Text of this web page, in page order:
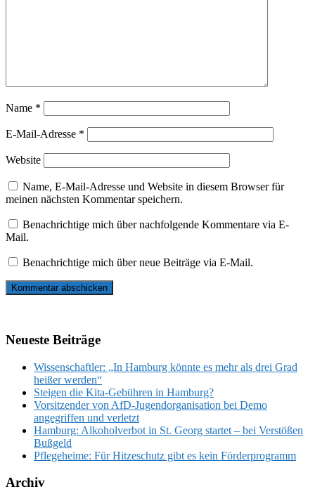
Name *
E-Mail-Adresse *
Website
Name, E-Mail-Adresse und Website in diesem Browser für
meinen nächsten Kommentar speichern.
Benachrichtige mich über nachfolgende Kommentare via E-
Mail.
Benachrichtige mich über neue Beiträge via E-Mail.
Neueste Beiträge
Wissenschaftler: „In Hamburg könnte es mehr als drei Grad
heißer werden“
Steigen die Kita-Gebühren in Hamburg?
Vorsitzender von AfD-Jugendorganisation bei Demo
angegriffen und verletzt
Hamburg: Alkoholverbot in St. Georg startet – bei Verstößen
Bußgeld
Pflegeheime: Für Hitzeschutz gibt es kein Förderprogramm
Archiv